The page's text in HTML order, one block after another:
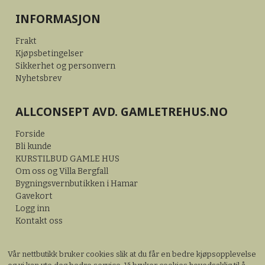
INFORMASJON
Frakt
Kjøpsbetingelser
Sikkerhet og personvern
Nyhetsbrev
ALLCONSEPT AVD. GAMLETREHUS.NO
Forside
Bli kunde
KURSTILBUD GAMLE HUS
Om oss og Villa Bergfall
Bygningsvernbutikken i Hamar
Gavekort
Logg inn
Kontakt oss
Vår nettbutikk bruker cookies slik at du får en bedre kjøpsopplevelse